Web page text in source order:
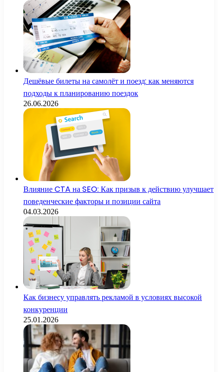
Дешёвые билеты на самолёт и поезд: как меняются
подходы к планированию поездок
26.06.2026
Влияние CTA на SEO: Как призыв к действию улучшает
поведенческие факторы и позиции сайта
04.03.2026
Как бизнесу управлять рекламой в условиях высокой
конкуренции
25.01.2026